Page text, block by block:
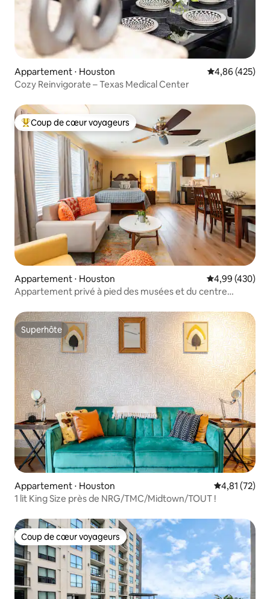
Appartement ⋅ Houston Évaluation
4,86 (425)
Cozy Reinvigorate – Texas Medical Center
Coups de cœur voyageurs les plus appréciés
Coup de cœur voyageurs
Appartement ⋅ Houston Évaluation
4,99 (430)
Appartement privé à pied des musées et du centre
Superhôte
Superhôte
Appartement ⋅ Houston Évaluation
4,81 (72)
1 lit King Size près de NRG/TMC/Midtown/TOUT !
Coup de cœur voyageurs
Coup de cœur voyageurs